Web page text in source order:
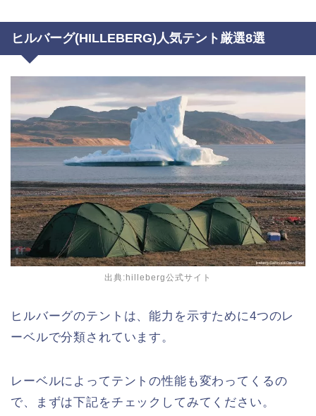
ヒルバーグ(HILLEBERG)人気テント厳選8選
出典:hilleberg公式サイト
ヒルバーグのテントは、能力を示すために4つのレ
ーベルで分類されています。
レーベルによってテントの性能も変わってくるの
で、まずは下記をチェックしてみてください。